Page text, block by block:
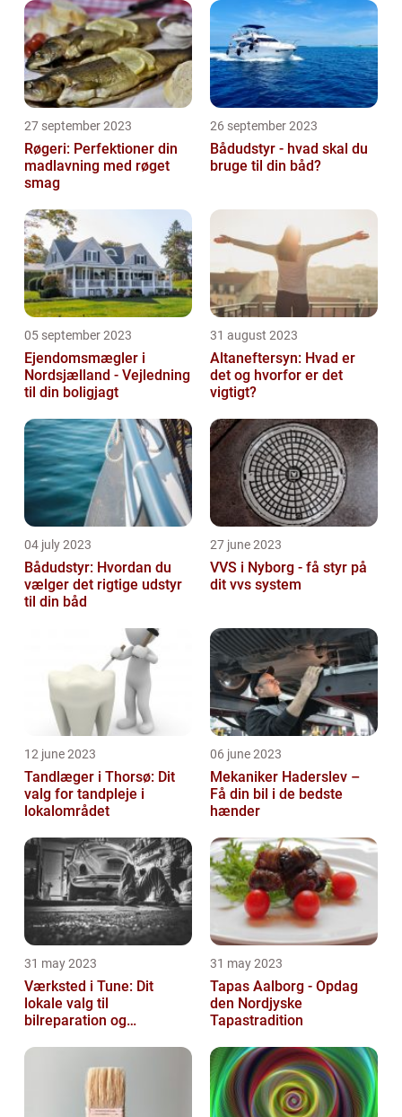
27 september 2023
Røgeri: Perfektioner din
madlavning med røget
smag
26 september 2023
Bådudstyr - hvad skal du
bruge til din båd?
05 september 2023
Ejendomsmægler i
Nordsjælland - Vejledning
til din boligjagt
31 august 2023
Altaneftersyn: Hvad er
det og hvorfor er det
vigtigt?
04 july 2023
Bådudstyr: Hvordan du
vælger det rigtige udstyr
til din båd
27 june 2023
VVS i Nyborg - få styr på
dit vvs system
12 june 2023
Tandlæger i Thorsø: Dit
valg for tandpleje i
lokalområdet
06 june 2023
Mekaniker Haderslev –
Få din bil i de bedste
hænder
31 may 2023
Værksted i Tune: Dit
lokale valg til
bilreparation og
31 may 2023
Tapas Aalborg - Opdag
den Nordjyske
Tapastradition